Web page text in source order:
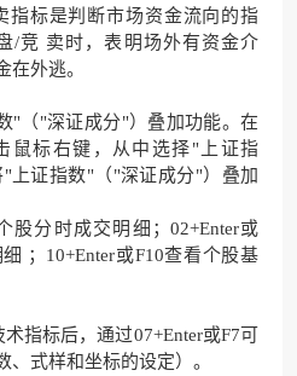
标是判断市场资金流向的指
/竞 卖时，表明场外有资金介
在外逃。
"（"深证成分"）叠加功能。在
鼠标右键，从中选择"上证指
上证指数"（"深证成分"）叠加
股分时成交明细；02+Enter或
；10+Enter或F10查看个股基
指标后，通过07+Enter或F7可
、式样和坐标的设定）。